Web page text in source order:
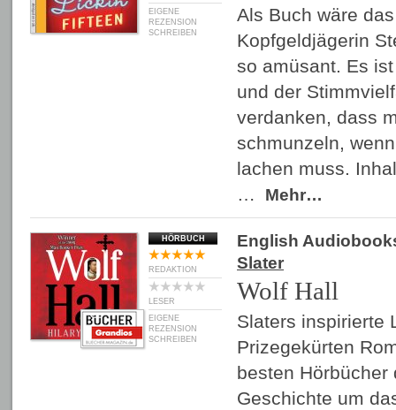
EIGENE
REZENSION
SCHREIBEN
Als Buch wäre
Kopfgeldjägerin
so amüsant. Es
und der
verdanken, dass
schmunzeln,
lachen muss.
…
Mehr…
HÖRBUCH
REDAKTION
LESER
EIGENE
REZENSION
SCHREIBEN
English
Slater
Wolf Hall
Slaters inspirierte
Prizegekürten
besten Hörbücher
Geschichte um